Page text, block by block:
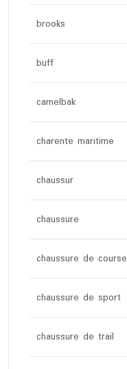
brooks
buff
camelbak
charente maritime
chaussur
chaussure
chaussure de course
chaussure de sport
chaussure de trail